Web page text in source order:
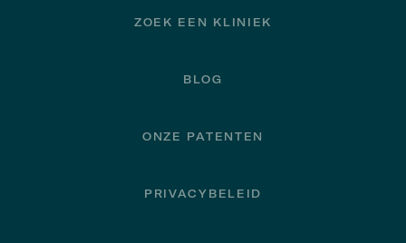
ZOEK EEN KLINIEK
BLOG
ONZE PATENTEN
PRIVACYBELEID